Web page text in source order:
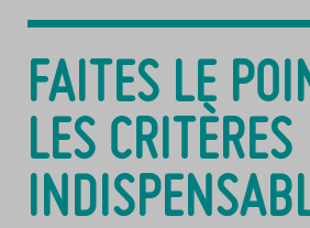
FAITES LE
LES CRITÈRES